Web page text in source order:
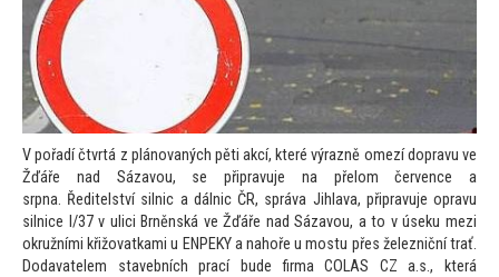
V pořadí čtvrtá z plánovaných pěti akcí, které výrazně omezí dopravu ve
Žďáře nad Sázavou, se připravuje na přelom července a
srpna. Ředitelství silnic a dálnic ČR, správa Jihlava, připravuje opravu
silnice I/37 v ulici Brněnská ve Žďáře nad Sázavou, ato v úseku mezi
okružními křižovatkami u ENPEKY a nahoře u mostu přes železniční trať.
Dodavatelem stavebních prací bude firma COLAS CZ a.s., která